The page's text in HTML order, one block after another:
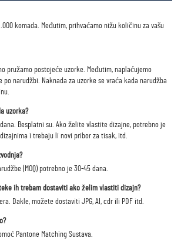
komada. Međutim, prihvaćamo nižu količinu za vašu
pružamo postojeće uzorke. Međutim, naplaćujemo
po narudžbi. Naknada za uzorke se vraća kada narudžba
uzorka?
Besplatni su. Ako želite vlastite dizajne, potrebno je
i trebaju li novi pribor za tisak, itd.
(MOQ) potrebno je 30-45 dana.
ih trebam dostaviti ako želim vlastiti dizajn?
Dakle, možete dostaviti JPG, AI, cdr ili PDF itd.
Pantone Matching Sustava.